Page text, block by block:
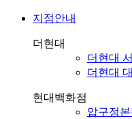
지점안내
더현대
더현대
더현대
현대백화점
압구정본